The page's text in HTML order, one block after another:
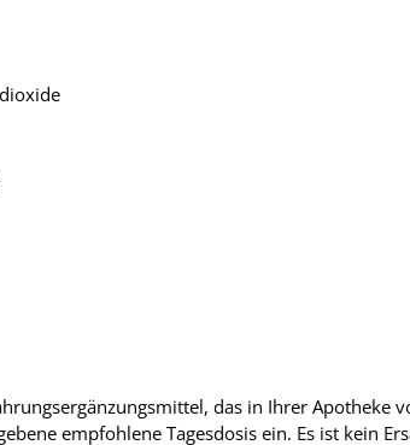
das in Ihrer
empfohlene Tagesdosis ein. Es ist kein